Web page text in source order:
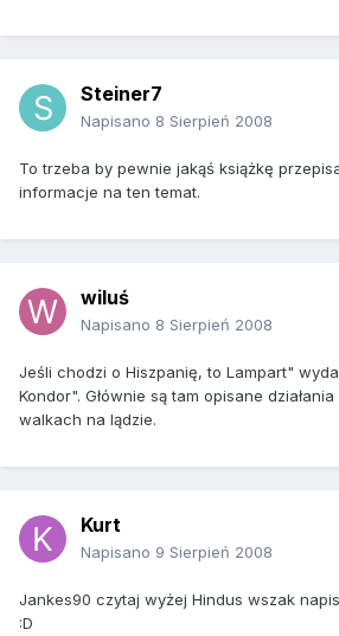
Steiner7
Napisano 8 Sierpień 2008
To trzeba by pewnie jakąś książkę
informacje na ten temat.
wiluś
Napisano 8 Sierpień 2008
Jeśli chodzi o Hiszpanię, to Lampart"
Kondor". Głównie są tam opisane
walkach na lądzie.
Kurt
Napisano 9 Sierpień 2008
Jankes90 czytaj wyżej Hindus wszak
:D